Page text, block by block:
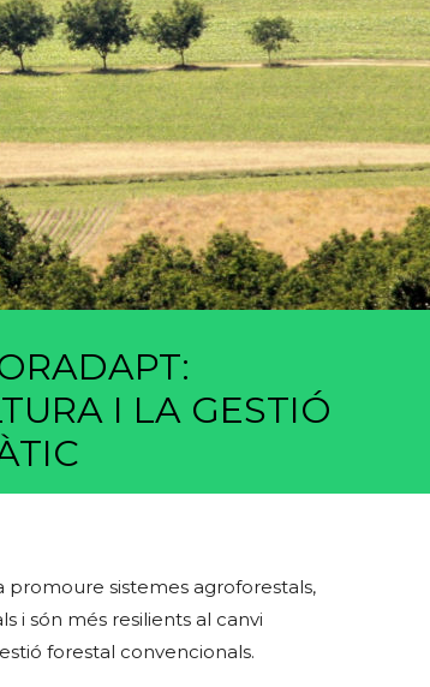
I LA GESTIÓ
promoure sistemes agroforestals,
i són més resilients al canvi
forestal convencionals.